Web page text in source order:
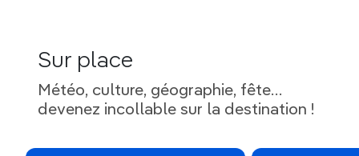
Sur place
Météo, culture, géographie, fête…
devenez incollable sur la destination !